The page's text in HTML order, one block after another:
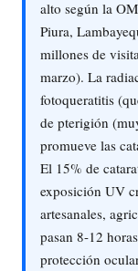
alto según la
Piura,
millones de
marzo). La
fotoqueratitis
de pterigión
promueve las
El 15% de
exposición UV
artesanales,
pasan 8-12
protección